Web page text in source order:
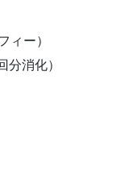
ィー）
消化）